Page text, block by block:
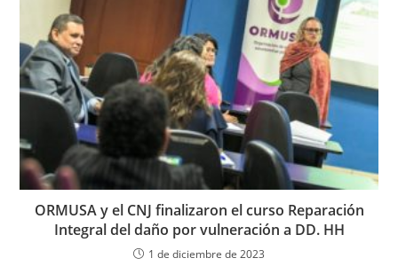
ORMUSA y el CNJ finalizaron el curso Reparación
Integral del daño por vulneración a DD. HH
1 de diciembre de 2023